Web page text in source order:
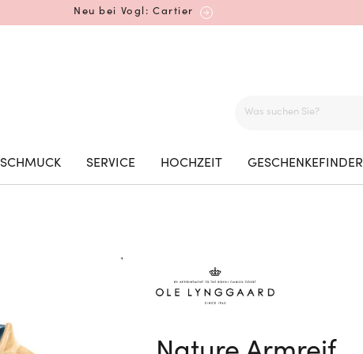
Neu bei Vogl: Cartier
Mehr erfahren: Ikonische Uhren von Cartier
Neu bei Vogl: Uhren von Grand Seiko
SCHMUCK SERVICE HOCHZEIT GESCHENKEFINDER